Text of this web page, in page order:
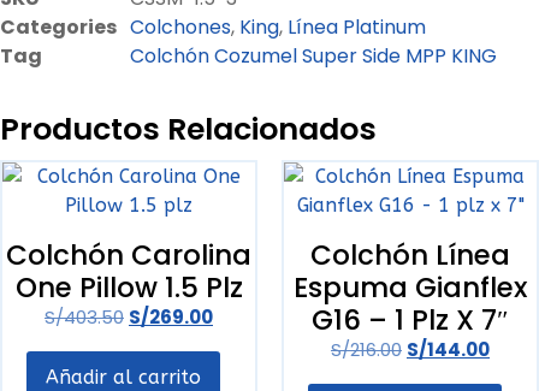
Categories Colchones, King, Línea Platinum
Tag
‎Colchón Cozumel Super Side MPP KING
Productos Relacionados
‎Colchón Carolina
One Pillow 1.5 Plz
S/403.50 S/269.00
Añadir al carrito
‎Colchón Línea
Espuma Gianflex
G16 – 1 Plz X 7″
S/216.00 S/144.00